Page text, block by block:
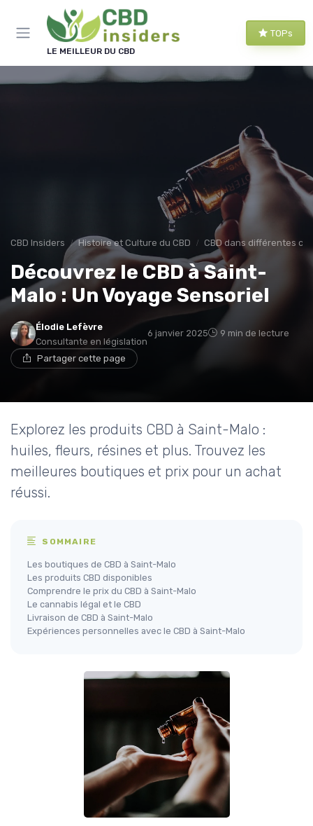
LE MEILLEUR DU CBD
TOPs
CBD Insiders Histoire et Culture du CBD CBD dans différentes
Découvrez le CBD à Saint-
Malo : Un Voyage Sensoriel
Élodie Lefèvre
Consultante en législation
6 janvier 2025 9 min de lecture
Partager cette page
Explorez les produits CBD à Saint-Malo :
huiles, fleurs, résines et plus. Trouvez les
meilleures boutiques et prix pour un achat
réussi.
SOMMAIRE
Les boutiques de CBD à Saint-Malo
Les produits CBD disponibles
Comprendre le prix du CBD à Saint-Malo
Le cannabis légal et le CBD
Livraison de CBD à Saint-Malo
Expériences personnelles avec le CBD à Saint-Malo
Panneau de gestion des cookies